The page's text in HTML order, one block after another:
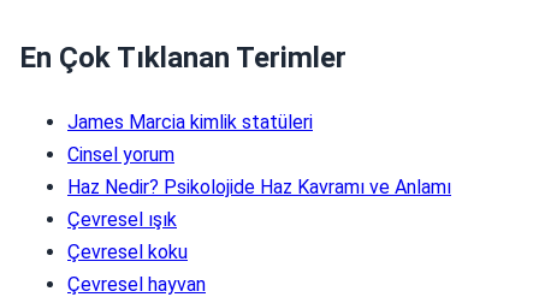
En Çok Tıklanan Terimler
James Marcia kimlik statüleri
Cinsel yorum
Haz Nedir? Psikolojide Haz Kavramı ve Anlamı
Çevresel ışık
Çevresel koku
Çevresel hayvan